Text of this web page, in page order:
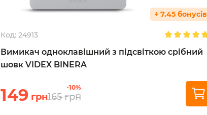
+ 7.45 бонусів
Код: 24913
Вимикач одноклавішний з підсвіткою срібний
шовк VIDEX BINERA
149 грн
-10%
165 грн